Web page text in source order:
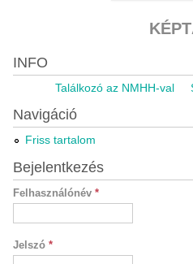
INFO
Találkozó az NMHH-val
Navigáció
Friss tartalom
Bejelentkezés
Felhasználónév *
Jelszó *